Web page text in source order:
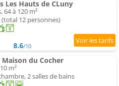
Les Hauts de CLuny
à 120 m²
12 personnes)
8.6/10
du Cocher
m²
2 salles de bains